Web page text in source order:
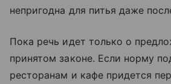
непригодна для питья даже
Пока речь идет только о
принятом законе. Если норму
ресторанам и кафе придется